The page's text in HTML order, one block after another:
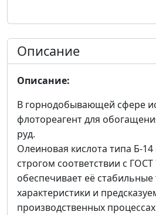
Описание
Описание:
В горнодобывающей сфере
флотореагент для
руд.
Олеиновая кислота типа Б-
строгом соответствии с ГОСТ
обеспечивает её стабильные
характеристики и
производственных